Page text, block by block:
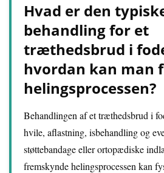
Hvad er den
behandling for et
træthedsbrud i
hvordan kan man
helingsprocessen?
Behandlingen af et træthedsbrud i
hvile, aflastning, isbehandling og
støttebandage eller ortopædiske
fremskynde helingsprocessen kan